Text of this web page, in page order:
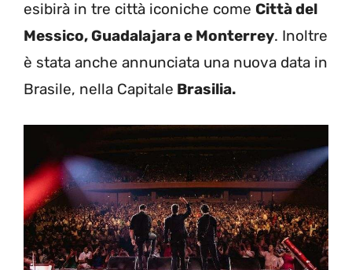
esibirà in tre città iconiche come Città del
Messico, Guadalajara e Monterrey. Inoltre
è stata anche annunciata una nuova data in
Brasile, nella Capitale Brasilia.